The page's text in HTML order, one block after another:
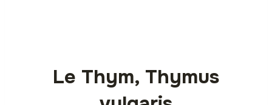
Le Thym, Thymus